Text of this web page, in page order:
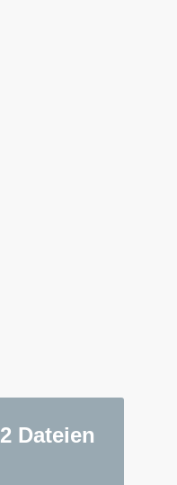
2 Dateien